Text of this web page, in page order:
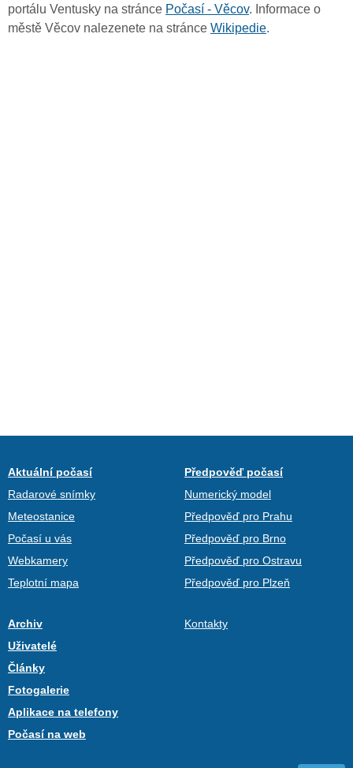
portálu Ventusky na stránce Počasí - Věcov. Informace o
městě Věcov nalezenete na stránce Wikipedie.
Aktuální počasí
Radarové snímky
Meteostanice
Počasí u vás
Webkamery
Teplotní mapa
Předpověď počasí
Numerický model
Předpověď pro Prahu
Předpověď pro Brno
Předpověď pro Ostravu
Předpověď pro Plzeň
Archiv
Uživatelé
Články
Fotogalerie
Aplikace na telefony
Počasí na web
Kontakty